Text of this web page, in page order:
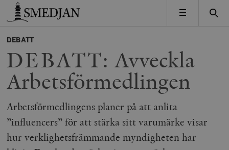
Timbro
MENY
DEBATT
DEBATT: Avveckla
Arbetsförmedlingen
Arbetsförmedlingens planer på att anlita
”influencers” för att stärka sitt varumärke visar
hur verklighetsfrämmande myndigheten har